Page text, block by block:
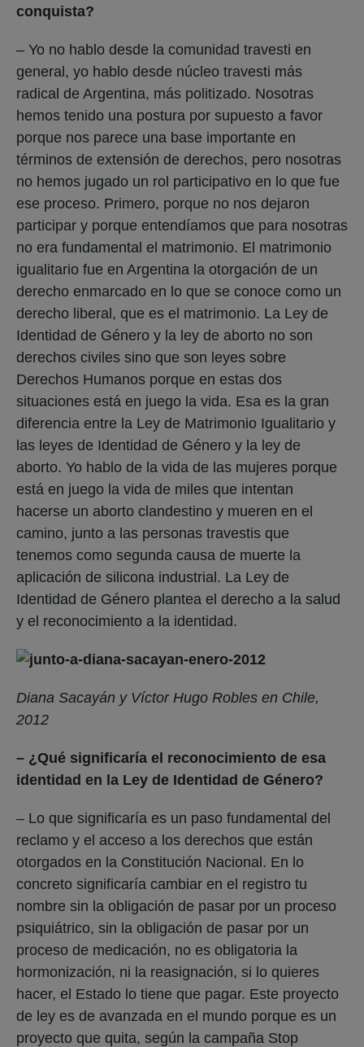
conquista?
– Yo no hablo desde la comunidad travesti en
general, yo hablo desde núcleo travesti más
radical de Argentina, más politizado. Nosotras
hemos tenido una postura por supuesto a favor
porque nos parece una base importante en
términos de extensión de derechos, pero nosotras
no hemos jugado un rol participativo en lo que fue
ese proceso. Primero, porque no nos dejaron
participar y porque entendíamos que para nosotras
no era fundamental el matrimonio. El matrimonio
igualitario fue en Argentina la otorgación de un
derecho enmarcado en lo que se conoce como un
derecho liberal, que es el matrimonio. La Ley de
Identidad de Género y la ley de aborto no son
derechos civiles sino que son leyes sobre
Derechos Humanos porque en estas dos
situaciones está en juego la vida. Esa es la gran
diferencia entre la Ley de Matrimonio Igualitario y
las leyes de Identidad de Género y la ley de
aborto. Yo hablo de la vida de las mujeres porque
está en juego la vida de miles que intentan
hacerse un aborto clandestino y mueren en el
camino, junto a las personas travestis que
tenemos como segunda causa de muerte la
aplicación de silicona industrial. La Ley de
Identidad de Género plantea el derecho a la salud
y el reconocimiento a la identidad.
Diana Sacayán y Víctor Hugo Robles en Chile,
2012
– ¿Qué significaría el reconocimiento de esa
identidad en la Ley de Identidad de Género?
– Lo que significaría es un paso fundamental del
reclamo y el acceso a los derechos que están
otorgados en la Constitución Nacional. En lo
concreto significaría cambiar en el registro tu
nombre sin la obligación de pasar por un proceso
psiquiátrico, sin la obligación de pasar por un
proceso de medicación, no es obligatoria la
hormonización, ni la reasignación, si lo quieres
hacer, el Estado lo tiene que pagar. Este proyecto
de ley es de avanzada en el mundo porque es un
proyecto que quita, según la campaña Stop